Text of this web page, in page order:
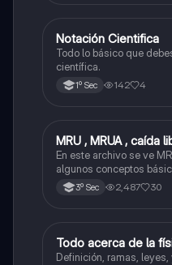
Matemáticas
Notación Cientifica
Todo lo básico que
científica.
1º Sec 142 4
Física
MRU , MRUA ,
En este archivo se ve
algunos conceptos
fenómenos físico , etc...
3º Sec 2,487 30
Física
Todo acerca de la
Definición, ramas,